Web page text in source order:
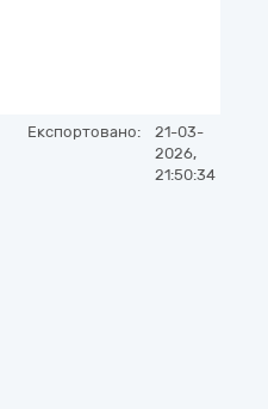
Експортовано:
21-03-
2026,
21:50:34